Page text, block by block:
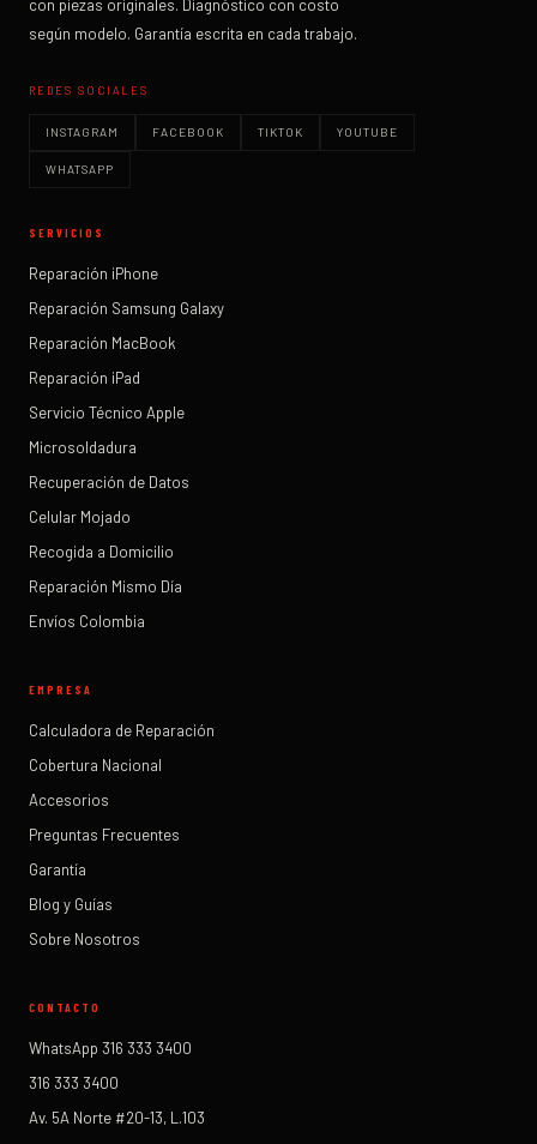
con piezas originales. Diagnóstico con costo
según modelo. Garantía escrita en cada trabajo.
REDES SOCIALES
INSTAGRAM FACEBOOK TIKTOK YOUTUBE
WHATSAPP
SERVICIOS
Reparación iPhone
Reparación Samsung Galaxy
Reparación MacBook
Reparación iPad
Servicio Técnico Apple
Microsoldadura
Recuperación de Datos
Celular Mojado
Recogida a Domicilio
Reparación Mismo Día
Envíos Colombia
EMPRESA
Calculadora de Reparación
Cobertura Nacional
Accesorios
Preguntas Frecuentes
Garantía
Blog y Guías
Sobre Nosotros
CONTACTO
WhatsApp 316 333 3400
316 333 3400
Av. 5A Norte #20-13, L.103